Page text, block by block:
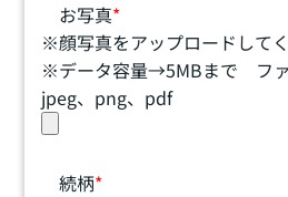
お写真*
※顔写真をアップロードして
※データ容量→5MBまで フ
jpeg、png、pdf
続柄*